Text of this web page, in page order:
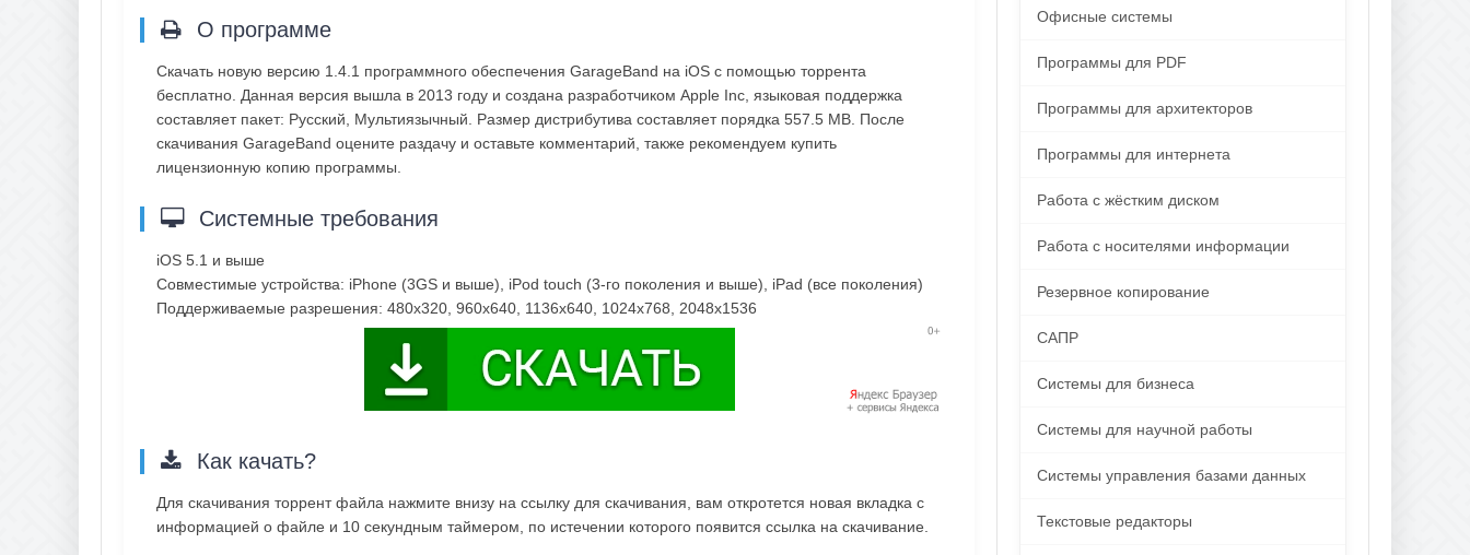
О программе
Скачать новую версию 1.4.1 программного обеспечения GarageBand на iOS с помощью торрента
бесплатно. Данная версия вышла в 2013 году и создана разработчиком Apple Inc, языковая поддержка
составляет пакет: Русский, Мультиязычный. Размер дистрибутива составляет порядка 557.5 MB. После
скачивания GarageBand оцените раздачу и оставьте комментарий, также рекомендуем купить
лицензионную копию программы.
Системные требования
iOS 5.1 и выше
Совместимые устройства: iPhone (3GS и выше), iPod touch (3-го поколения и выше), iPad (все поколения)
Поддерживаемые разрешения: 480x320, 960x640, 1136x640, 1024x768, 2048x1536
Как качать?
Для скачивания торрент файла нажмите внизу на ссылку для скачивания, вам откротется новая вкладка с
информацией о файле и 10 секундным таймером, по истечении которого появится ссылка на скачивание.
Офисные системы
Программы для PDF
Программы для архитекторов
Программы для интернета
Работа с жёстким диском
Работа с носителями информации
Резервное копирование
САПР
Системы для бизнеса
Системы для научной работы
Системы управления базами данных
Текстовые редакторы